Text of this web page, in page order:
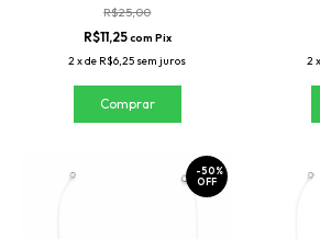
R$25,00
R$11,25com Pix
2xde R$6,25 sem juros
2x
-50%
OFF